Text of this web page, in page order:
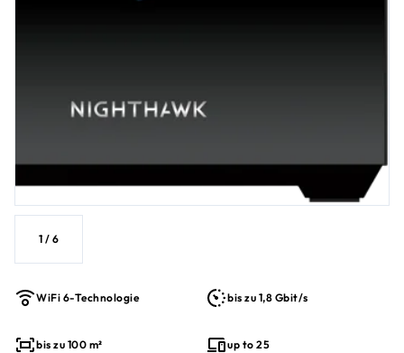
1 / 6
WiFi 6-Technologie bis zu 1,8 Gbit/s
bis zu 100 m² up to 25